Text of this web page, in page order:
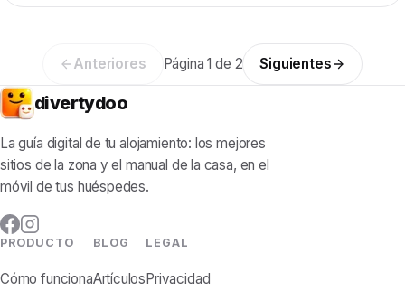
Anteriores Página1 de 2 Siguientes
divertydoo
La guía digital de tu alojamiento: los mejores
sitios de la zona y el manual de la casa, en el
móvil de tus huéspedes.
PRODUCTO
Cómo funciona
BLOG
Artículos
LEGAL
Privacidad